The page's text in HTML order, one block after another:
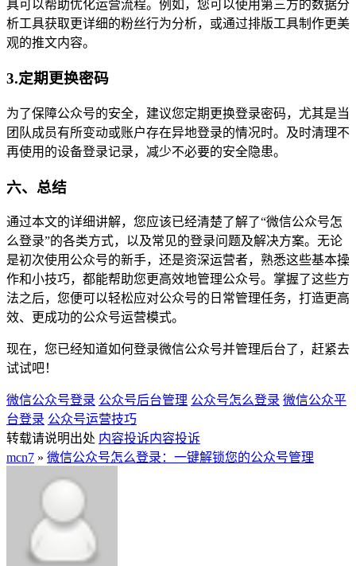
具可以帮助优化运营流程。例如，您可以使用第三方的数据分
析工具获取更详细的粉丝行为分析，或通过排版工具制作更美
观的推文内容。
3.定期更换密码
为了保障公众号的安全，建议您定期更换登录密码，尤其是当
团队成员有所变动或账户存在异地登录的情况时。及时清理不
再使用的设备登录记录，减少不必要的安全隐患。
六、总结
通过本文的详细讲解，您应该已经清楚了解了“微信公众号怎
么登录”的各类方式，以及常见的登录问题及解决方案。无论
是初次使用公众号的新手，还是资深运营者，熟悉这些基本操
作和小技巧，都能帮助您更高效地管理公众号。掌握了这些方
法之后，您便可以轻松应对公众号的日常管理任务，打造更高
效、更成功的公众号运营模式。
现在，您已经知道如何登录微信公众号并管理后台了，赶紧去
试试吧！
微信公众号登录 公众号后台管理 公众号怎么登录 微信公众平
台登录 公众号运营技巧
转载请说明出处 内容投诉内容投诉
mcn7 » 微信公众号怎么登录：一键解锁您的公众号管理